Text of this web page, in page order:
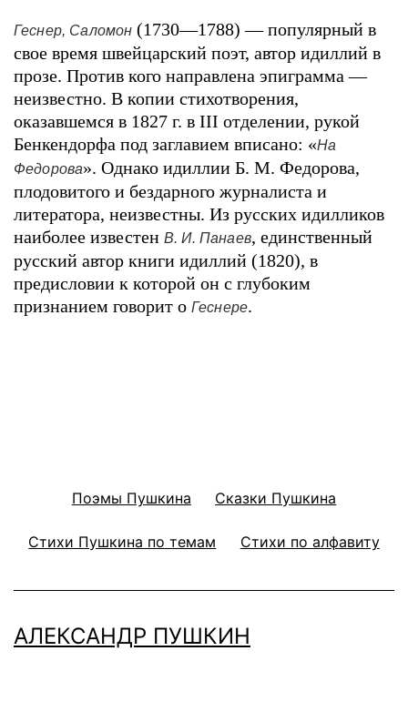
Геснер, Саломон (1730—1788) — популярный в
свое время швейцарский поэт, автор идиллий в
прозе. Против кого направлена эпиграмма —
неизвестно. В копии стихотворения,
оказавшемся в 1827 г. в III отделении, рукой
Бенкендорфа под заглавием вписано: «На
Федорова». Однако идиллии Б. М. Федорова,
плодовитого и бездарного журналиста и
литератора, неизвестны. Из русских идилликов
наиболее известен В. И. Панаев, единственный
русский автор книги идиллий (1820), в
предисловии к которой он с глубоким
признанием говорит о Геснере.
Поэмы Пушкина Сказки Пушкина
Стихи Пушкина по темам Стихи по алфавиту
АЛЕКСАНДР ПУШКИН